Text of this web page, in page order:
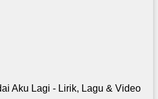
Aku Lagi - Lirik, Lagu & Video